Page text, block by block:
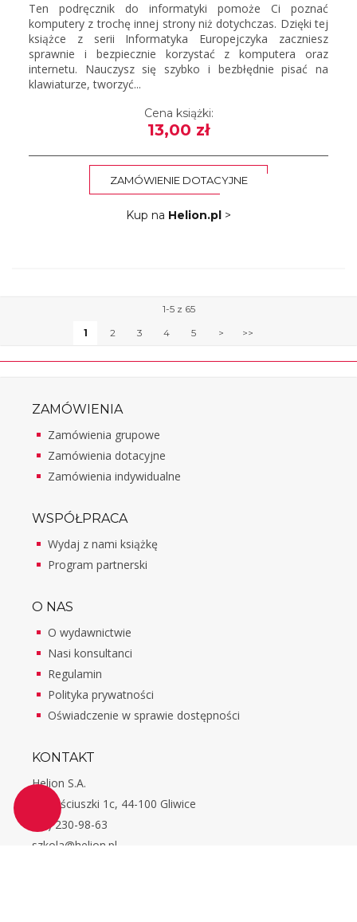
Ten podręcznik do informatyki pomoże Ci poznać
komputery z trochę innej strony niż dotychczas. Dzięki tej
książce z serii Informatyka Europejczyka zaczniesz
sprawnie i bezpiecznie korzystać z komputera oraz
internetu. Nauczysz się szybko i bezbłędnie pisać na
klawiaturze, tworzyć...
Cena książki:
13,00 zł
ZAMÓWIENIE DOTACYJNE
Kup na Helion.pl >
1-5 z 65
1
2 3 4 5 > >>
ZAMÓWIENIA
Zamówienia grupowe
Zamówienia dotacyjne
Zamówienia indywidualne
WSPÓŁPRACA
Wydaj z nami książkę
Program partnerski
O NAS
O wydawnictwie
Nasi konsultanci
Regulamin
Polityka prywatności
Oświadczenie w sprawie dostępności
KONTAKT
Helion S.A.
ul. Kościuszki 1c, 44-100 Gliwice
(32) 230-98-63
szkola@helion.pl